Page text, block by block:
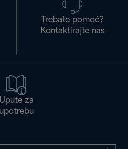
Trebate pomoć?
Kontaktirajte nas
Upute za
upotrebu